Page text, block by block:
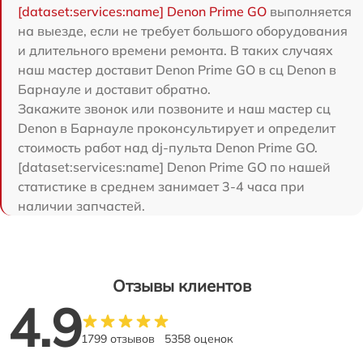
[dataset:services:name] Denon Prime GO выполняется
на выезде, если не требует большого оборудования
и длительного времени ремонта. В таких случаях
наш мастер доставит Denon Prime GO в сц Denon в
Барнауле и доставит обратно.
Закажите звонок или позвоните и наш мастер сц
Denon в Барнауле проконсультирует и определит
стоимость работ над dj-пульта Denon Prime GO.
[dataset:services:name] Denon Prime GO по нашей
статистике в среднем занимает 3-4 часа при
наличии запчастей.
Отзывы клиентов
4.91799 отзывов 5358 оценок